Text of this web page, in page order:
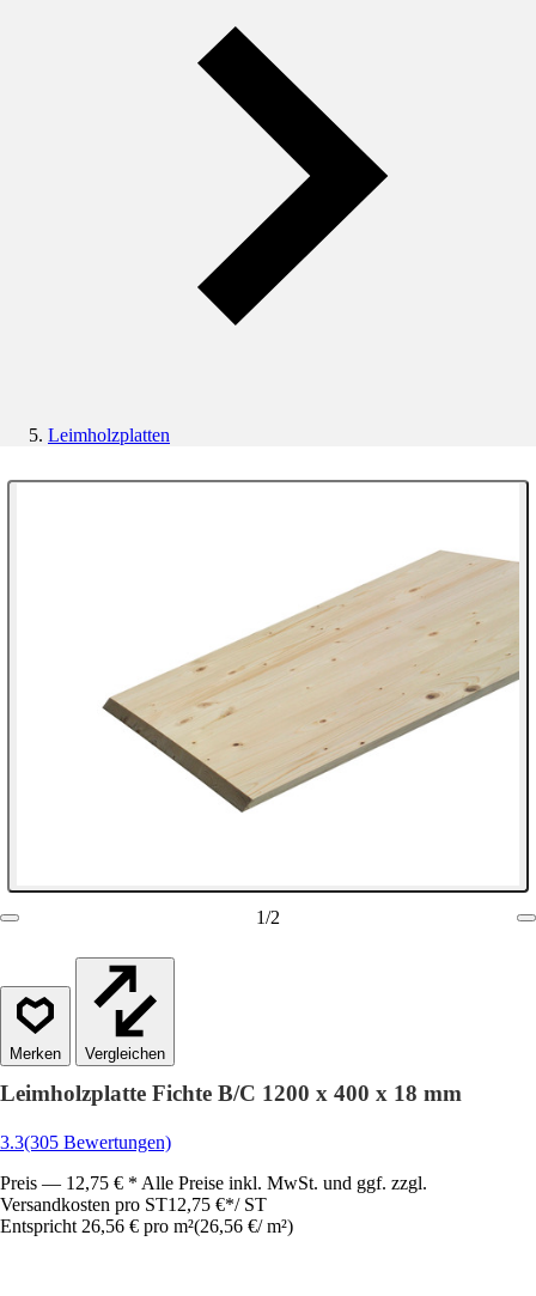
Leimholzplatten
1/2
Vergleichen
Leimholzplatte Fichte B/C 1200 x 400 x 18 mm
3.3(305 Bewertungen)
Preis — 12,75 € * Alle Preise inkl. MwSt. und ggf. zzgl.
Versandkosten pro ST12,75 €*/ ST
Entspricht 26,56 € pro m²(26,56 €/ m²)